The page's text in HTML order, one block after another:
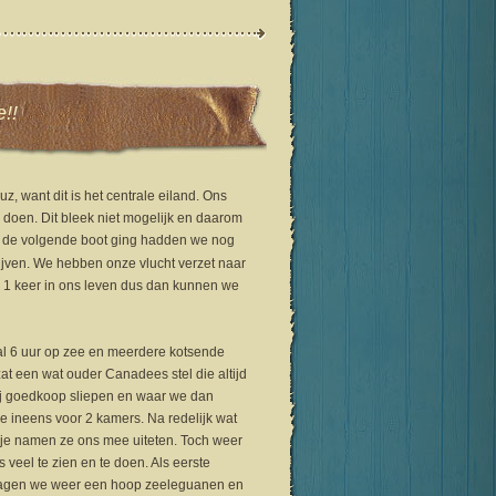
want dit is het centrale eiland. Ons
Dit bleek niet mogelijk en daarom
volgende boot ging hadden we nog
We hebben onze vlucht verzet naar
keer in ons leven dus dan kunnen we
6 uur op zee en meerdere kotsende
een wat ouder Canadees stel die altijd
sliepen en waar we dan
ineens voor 2 kamers. Na redelijk wat
namen ze ons mee uiteten. Toch weer
te zien en te doen. Als eerste
we weer een hoop zeeleguanen en